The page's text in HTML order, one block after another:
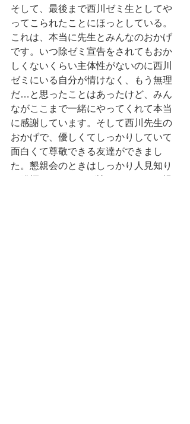
そして、最後まで西川ゼミ生としてや
ってこられたことにほっとしている。
これは、本当に先生とみんなのおかげ
です。いつ除ゼミ宣告をされてもおか
しくないくらい主体性がないのに西川
ゼミにいる自分が情けなく、もう無理
だ…と思ったことはあったけど、みん
ながここまで一緒にやってくれて本当
に感謝しています。そして西川先生の
おかげで、優しくてしっかりしていて
面白くて尊敬できる友達ができまし
た。懇親会のときはしっかり人見知り